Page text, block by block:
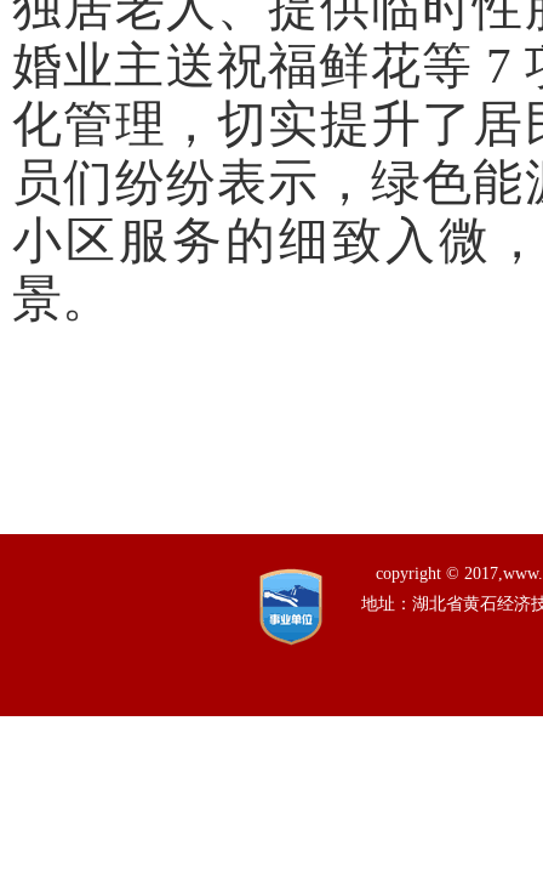
婚业主送祝福鲜花等 7
化管理，切实提升了
员们纷纷表示，绿色
小区服务的细致入微
景。
copyright ©
地址：湖北省黄石经济